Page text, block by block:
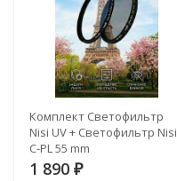
Комплект Светофильтр
Nisi UV + Светофильтр Nisi
C-PL 55 mm
1 890 ₽